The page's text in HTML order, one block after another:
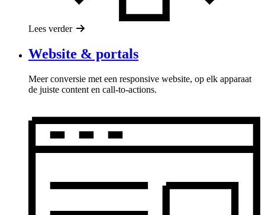
Lees verder
Website & portals
Meer conversie met een responsive website, op elk apparaat
de juiste content en call-to-actions.